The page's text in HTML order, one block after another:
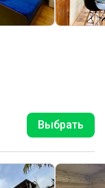
Выбрать